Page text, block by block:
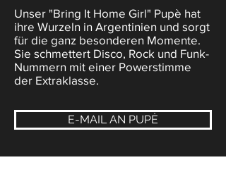
Unser "Bring It Home Girl" Pupè hat
ihre Wurzeln in Argentinien und sorgt
für die ganz besonderen Momente.
Sie schmettert Disco, Rock und Funk-
Nummern mit einer Powerstimme
der Extraklasse.
E-MAIL AN PUPÈ